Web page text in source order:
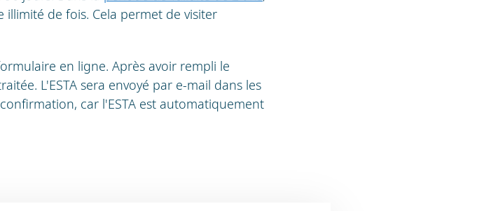
de fois. Cela permet de visiter
en ligne. Après avoir rempli le
L'ESTA sera envoyé par e-mail dans les
car l'ESTA est automatiquement